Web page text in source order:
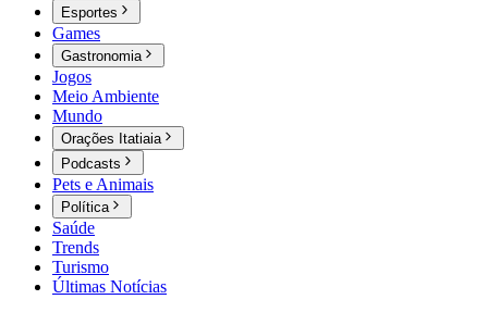
Esportes
Games
Gastronomia
Jogos
Meio Ambiente
Mundo
Orações Itatiaia
Podcasts
Pets e Animais
Política
Saúde
Trends
Turismo
Últimas Notícias